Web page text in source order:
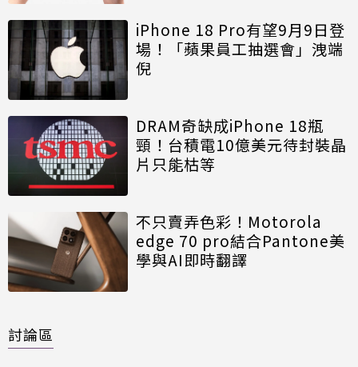
iPhone 18 Pro有望9月9日登
場！「蘋果員工抽選會」洩端
倪
DRAM奇缺成iPhone 18瓶
頸！台積電10億美元待封裝晶
片只能枯等
不只賣弄色彩！Motorola
edge 70 pro結合Pantone美
學與AI即時翻譯
討論區